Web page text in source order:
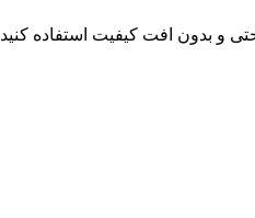
و بدون افت کيفيت استفاده کنيد